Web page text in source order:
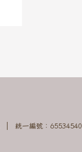
統一編號：65534540